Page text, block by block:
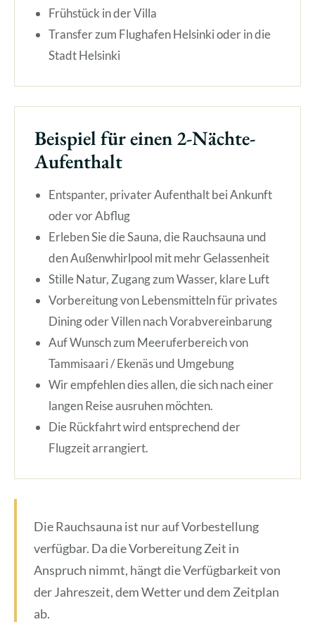
Frühstück in der Villa
Transfer zum Flughafen Helsinki oder in die
Stadt Helsinki
Beispiel für einen 2-Nächte-
Aufenthalt
Entspanter, privater Aufenthalt bei Ankunft
oder vor Abflug
Erleben Sie die Sauna, die Rauchsauna und
den Außenwhirlpool mit mehr Gelassenheit
Stille Natur, Zugang zum Wasser, klare Luft
Vorbereitung von Lebensmitteln für privates
Dining oder Villen nach Vorabvereinbarung
Auf Wunsch zum Meeruferbereich von
Tammisaari / Ekenäs und Umgebung
Wir empfehlen dies allen, die sich nach einer
langen Reise ausruhen möchten.
Die Rückfahrt wird entsprechend der
Flugzeit arrangiert.
Die Rauchsauna ist nur auf Vorbestellung
verfügbar. Da die Vorbereitung Zeit in
Anspruch nimmt, hängt die Verfügbarkeit von
der Jahreszeit, dem Wetter und dem Zeitplan
ab.